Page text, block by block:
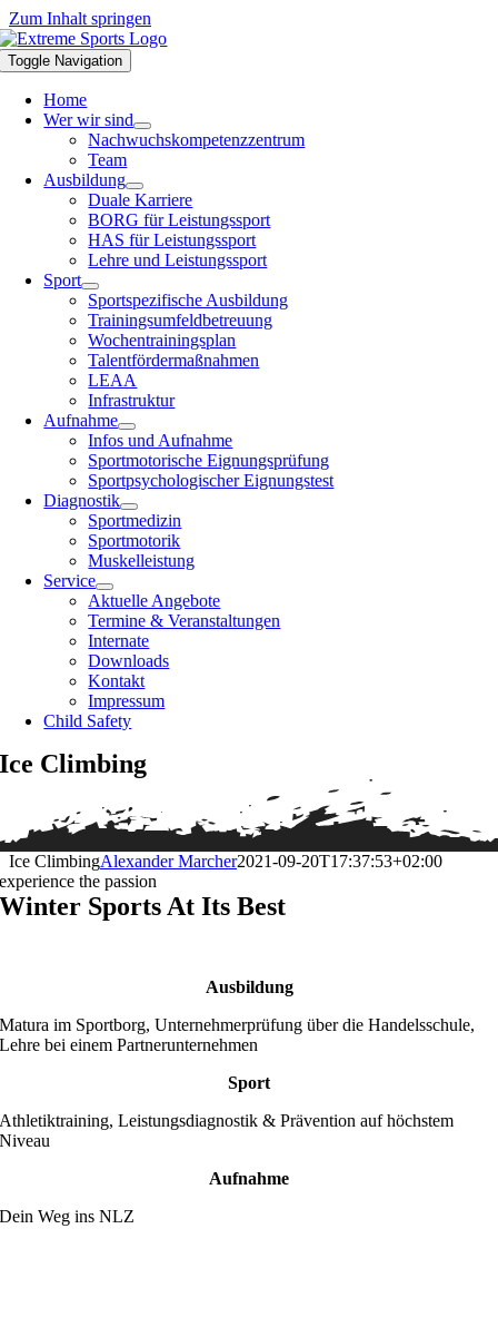
Zum Inhalt springen
Toggle Navigation
Home
Wer wir sind
Nachwuchskompetenzzentrum
Team
Ausbildung
Duale Karriere
BORG für Leistungssport
HAS für Leistungssport
Lehre und Leistungssport
Sport
Sportspezifische Ausbildung
Trainingsumfeldbetreuung
Wochentrainingsplan
Talentfördermaßnahmen
LEAA
Infrastruktur
Aufnahme
Infos und Aufnahme
Sportmotorische Eignungsprüfung
Sportpsychologischer Eignungstest
Diagnostik
Sportmedizin
Sportmotorik
Muskelleistung
Service
Aktuelle Angebote
Termine & Veranstaltungen
Internate
Downloads
Kontakt
Impressum
Child Safety
Ice Climbing
Ice ClimbingAlexander Marcher2021-09-20T17:37:53+02:00
experience the passion
Winter Sports At Its Best
Ausbildung
Matura im Sportborg, Unternehmerprüfung über die Handelsschule,
Lehre bei einem Partnerunternehmen
Sport
Athletiktraining, Leistungsdiagnostik & Prävention auf höchstem
Niveau
Aufnahme
Dein Weg ins NLZ